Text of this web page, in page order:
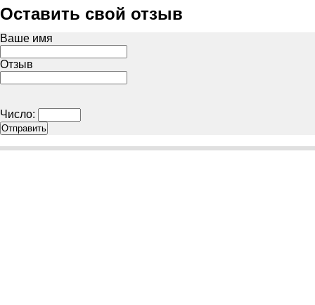
Оставить свой отзыв
Ваше имя
Отзыв
Число: